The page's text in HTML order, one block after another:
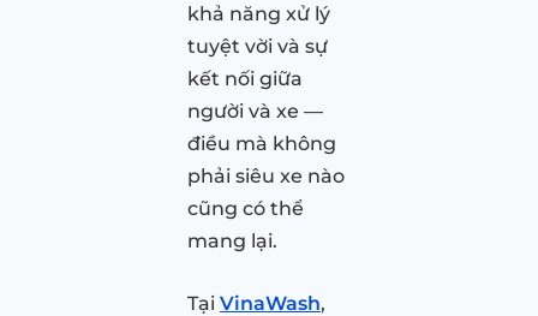
khả năng xử lý
tuyệt vời và sự
kết nối giữa
người và xe —
điều mà không
phải siêu xe nào
cũng có thể
mang lại.
Tại VinaWash,